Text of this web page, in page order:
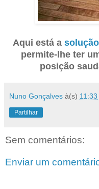
Aqui está a solução
permite-lhe ter
posição
Nuno Gonçalves à(s) 11:33
Partilhar
Sem comentários:
Enviar um